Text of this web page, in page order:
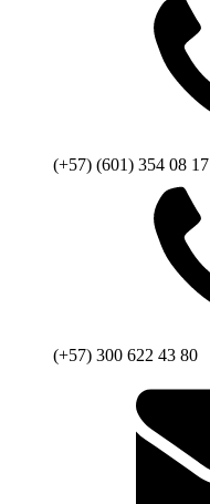
(+57) (601) 354 08 17
(+57) 300 622 43 80